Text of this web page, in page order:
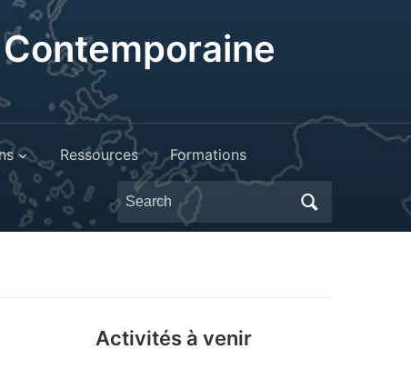
Ressources Formations
Search
for:
Activités à venir